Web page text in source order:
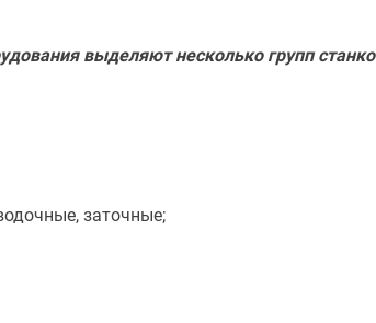
выделяют несколько групп
заточные;